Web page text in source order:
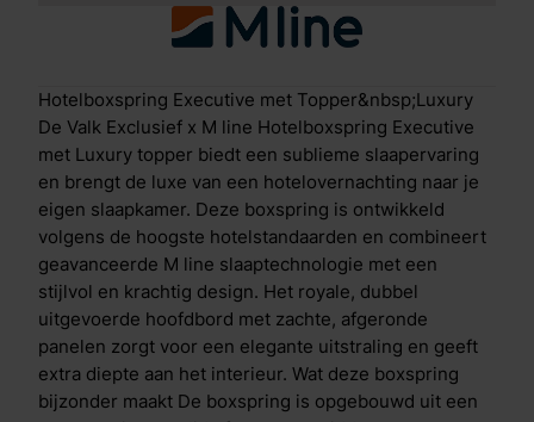
met anti-pilling technologie, waardoor het materiaal
glad en strak blijft zonder pluisvorming en zijn
ligcomfort is de boxspring uitgerust met een
combinatie van 7-zone pocketvering en clima-
supportschuim. Deze technologie biedt gerichte
ondersteuning per lichaamszone, waardoor
schouders, rug en heupen precies de ondersteuning
krijgen die nodig is voor een gezonde en
ergonomische slaaphouding. Specifieke
eigenschappen Het kenmerkende hoofdbord van de
Executive uitvoering is royaal en dubbel uitgevoerd,
met zachte, afgeronde panelen die zorgen voor een
luxe en warme uitstraling. Dit maakt de boxspring tot
een echte blikvanger en geeft de slaapkamer een
Hotelboxspring Executive met Topper&nbsp;Luxury
De Valk Exclusief x M line Hotelboxspring Executive
met Luxury topper biedt een sublieme slaapervaring
en brengt de luxe van een hotelovernachting naar je
eigen slaapkamer. Deze boxspring is ontwikkeld
volgens de hoogste hotelstandaarden en combineert
geavanceerde M line slaaptechnologie met een
stijlvol en krachtig design. Het royale, dubbel
uitgevoerde hoofdbord met zachte, afgeronde
panelen zorgt voor een elegante uitstraling en geeft
extra diepte aan het interieur. Wat deze boxspring
bijzonder maakt De boxspring is opgebouwd uit een